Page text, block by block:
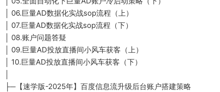
│ 06.巨量AD数据化实战sop流程（上）
│ 07.巨量AD数据化实战sop流程（下）
│ 08.账户问题答疑
│ 09.巨量AD投放直播间小风车获客（上）
│ 10.巨量AD投放直播间小风车获客（下）
├─【速学版-2025年】百度信息流升级后台账户搭建策略